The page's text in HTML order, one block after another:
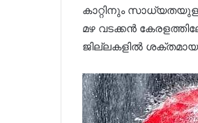
കാറ്റിനും
മഴ വടക്കൻ
ജില്ലകളിൽ